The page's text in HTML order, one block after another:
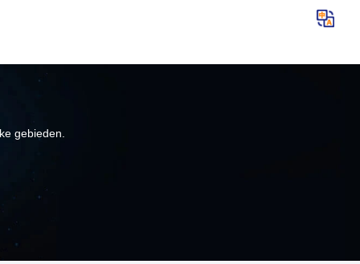
gebieden.